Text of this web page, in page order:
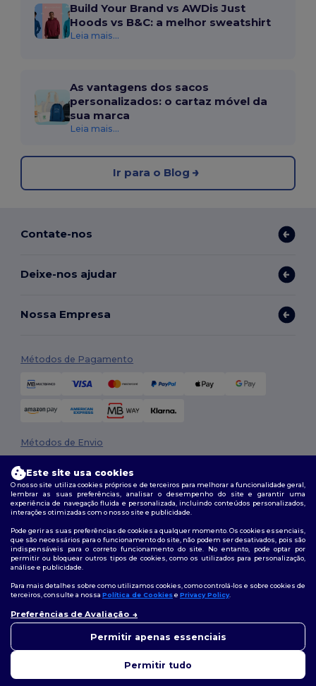
Build Your Brand vs AWDis Just
Hoods vs B&C: a melhor sweatshirt
Leia mais...
As vantagens dos sacos
personalizados: o cartaz móvel da
sua marca
Leia mais...
Ir para o Blog
Contate-nos
Deixe-nos ajudar
Nossa Empresa
Métodos de Pagamento
Métodos de Envio
2026. Todos os direitos reservados
Termos e Condições|Política de personalização
|Política de cookies|Mapa do Site
Siga-nos
Este site usa cookies
O nosso site utiliza cookies próprios e de terceiros para melhorar a funcionalidade geral,
lembrar as suas preferências, analisar o desempenho do site e garantir uma
experiência de navegação fluida e personalizada, incluindo conteúdos personalizados,
interações otimizadas com o nosso site e publicidade.
Pode gerir as suas preferências de cookies a qualquer momento. Os cookies essenciais,
que são necessários para o funcionamento do site, não podem ser desativados, pois são
indispensáveis para o correto funcionamento do site. No entanto, pode optar por
permitir ou bloquear outros tipos de cookies, como os utilizados para personalização,
análise e publicidade.
Para mais detalhes sobre como utilizamos cookies, como controlá-los e sobre cookies de
terceiros, consulte a nossa Política de Cookiese Privacy Policy.
Preferências de Avaliação
Permitir apenas essenciais
Permitir tudo
questão, pode contactar-nos a
chatbot está aqui para ajudar.